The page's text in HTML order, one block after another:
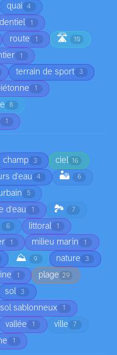
quai 4
1
route 1 🛣️ 10
1
terrain de sport 3
1
8
1
champ 3 ciel 16
d'eau 4 🏜️ 6
5
d'eau 1 🏞️ 7
6 littoral 1
1 milieu marin 1
⛰️ 9 nature 3
1 plage 29
sol 3
sol sablonneux 1
vallée 1 ville 7
1